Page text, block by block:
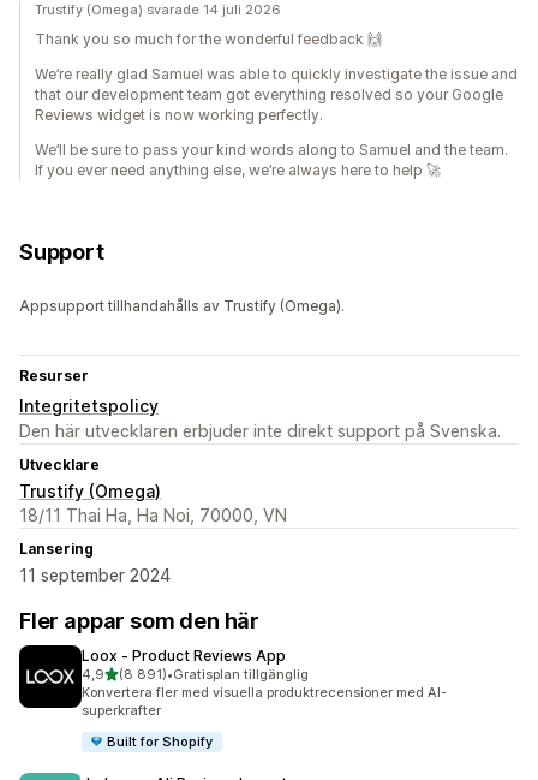
Trustify (Omega) svarade 14 juli 2026
Thank you so much for the wonderful feedback 🙌
We’re really glad Samuel was able to quickly investigate the issue and
that our development team got everything resolved so your Google
Reviews widget is now working perfectly.
We’ll be sure to pass your kind words along to Samuel and the team.
If you ever need anything else, we’re always here to help 🚀
Support
Appsupport tillhandahålls av Trustify (Omega).
Resurser
Integritetspolicy
Den här utvecklaren erbjuder inte direkt support på Svenska.
Utvecklare
Trustify (Omega)
18/11 Thai Ha, Ha Noi, 70000, VN
Lansering
11 september 2024
Fler appar som den här
Loox ‑ Product Reviews App
4,9av 5 stjärnor
(8 891)
8891 recensioner totalt
•Gratisplan tillgänglig
Konvertera fler med visuella produktrecensioner med AI-
superkrafter
Built for Shopify